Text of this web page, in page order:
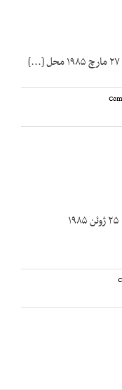
روایت‌کننده: آقای خسرو اقبال تاریخ مصاحبه: ۲۵ ژوئن ۱۹۸۵